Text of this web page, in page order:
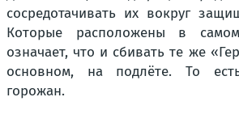
сосредотачивать их вокруг
Которые расположены в
означает, что и сбивать те же
основном, на подлёте. То
горожан.